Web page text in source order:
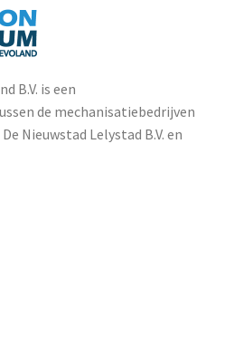
B.V. is een
de mechanisatiebedrijven
Nieuwstad Lelystad B.V. en